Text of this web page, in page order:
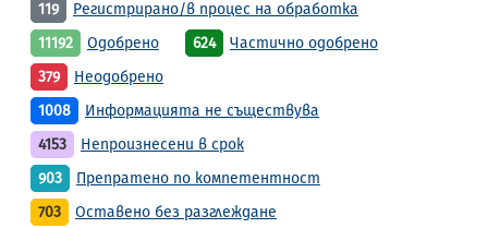
119
Регистрирано/в процес на обработка
11192
Одобрено 624
Частично одобрено
379
Неодобрено
1008
Информацията не съществува
4153
Непроизнесени в срок
903
Препратено по компетентност
703
Оставено без разглеждане